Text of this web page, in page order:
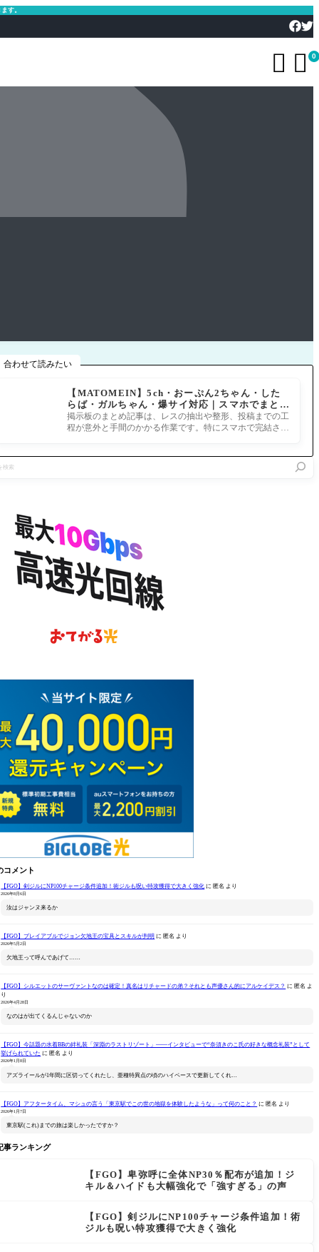
す。
  0
合わせて読みたい
【MATOMEIN】5ch・おーぷん2ちゃん・した
らば・ガルちゃん・爆サイ対応｜スマホでまとめ
記事を作れるアプリ FGOのまとめ記事ができる
まで
掲示板のまとめ記事は、レスの抽出や整形、投稿までの工
程が意外と手間のかかる作業です。特にスマホで完結させ
コメント
【FGO】剣ジルにNP100チャージ条件追加！術ジルも呪い特攻獲得で大きく強化 に 匿名 より
2026年8月6日
汝はジャンヌ来るか
【FGO】プレイアブルでジョン欠地王の宝具とスキルが判明 に 匿名 より
2026年5月2日
欠地王って呼んであげて……
【FGO】シルエットのサーヴァントなのは確定！真名はリチャードの弟？それとも声優さん的にアルケイデス？ に 匿名 よ
り
2026年4月28日
なのはが出てくるんじゃないのか
【FGO】今話題の水着BBの絆礼装「深淵のラストリゾート」――インタビューで“奈須きのこ氏の好きな概念礼装”として
挙げられていた に 匿名 より
2026年1月8日
アズライールが1年間に区切ってくれたし、亜種特異点の頃のハイペースで更新してくれ…
【FGO】アフタータイム、マシュの言う「東京駅でこの世の地獄を体験したような」って何のこと？ に 匿名 より
2026年1月7日
東京駅(これ)までの旅は楽しかったですか？
事ランキング
【FGO】卑弥呼に全体NP30％配布が追加！ジ
キル＆ハイドも大幅強化で「強すぎる」の声
【FGO】剣ジルにNP100チャージ条件追加！術
ジルも呪い特攻獲得で大きく強化